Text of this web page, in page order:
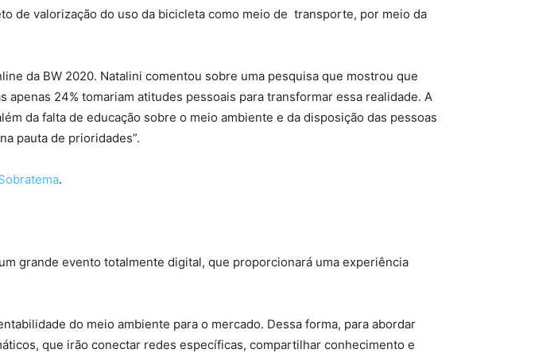
de valorização do uso da bicicleta como meio de transporte, por meio da
da BW 2020. Natalini comentou sobre uma pesquisa que mostrou que
24% tomariam atitudes pessoais para transformar essa realidade. A
da falta de educação sobre o meio ambiente e da disposição das pessoas
pauta de prioridades”.
.
grande evento totalmente digital, que proporcionará uma experiência
do meio ambiente para o mercado. Dessa forma, para abordar
que irão conectar redes específicas, compartilhar conhecimento e